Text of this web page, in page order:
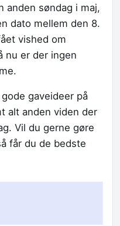
anden søndag i maj,
dato mellem den 8.
vished om
nu er der ingen
gaveideer på
alt anden viden der
Vil du gerne gøre
får du de bedste